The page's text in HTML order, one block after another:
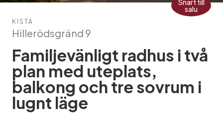
salu
KISTA
Hillerödsgränd 9
Familjevänligt radhus i två
plan med uteplats,
balkong och tre sovrum i
lugnt läge